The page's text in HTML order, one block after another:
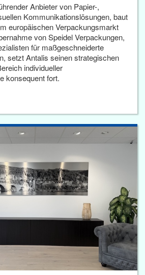
Anbieter von Papier-,
Kommunikationslösungen, baut
europäischen Verpackungsmarkt
von Speidel Verpackungen,
für maßgeschneiderte
setzt Antalis seinen strategischen
individueller
konsequent fort.